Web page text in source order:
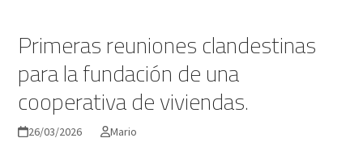
Primeras reuniones clandestinas
para la fundación de una
cooperativa de viviendas.
26/03/2026 Mario